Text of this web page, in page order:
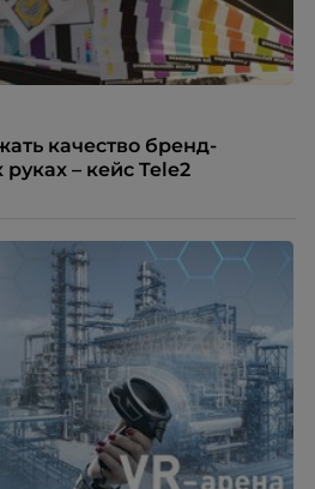
качество бренд-
– кейс Tele2